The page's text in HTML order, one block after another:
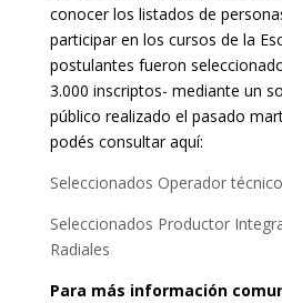
conocer los listados de
participar en los cursos de la
postulantes fueron
3.000 inscriptos- mediante un
público realizado el pasado
podés consultar aquí:
Seleccionados Operador
Seleccionados Productor
Radiales
Para más información